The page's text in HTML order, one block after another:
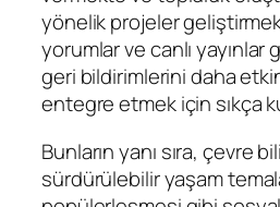
yönelik projeler
yorumlar ve canlı yayınlar
geri bildirimlerini daha
entegre etmek için sıkça
Bunların yanı sıra, çevre
sürdürülebilir yaşam